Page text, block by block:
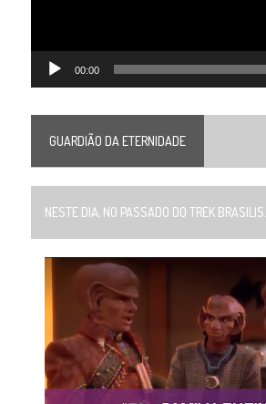
00:00
GUARDIÃO DA ETERNIDADE
NESTE DIA, NO PASSADO DO TREK BRASILIS...